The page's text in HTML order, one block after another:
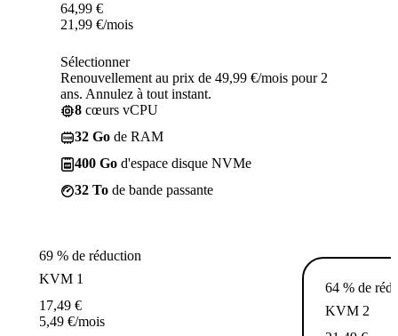
64,99 €
21,99 €/mois
Sélectionner
Renouvellement au prix de 49,99 €/mois pour 2
ans. Annulez à tout instant.
8 cœurs vCPU
32 Go de RAM
400 Go d'espace disque NVMe
32 To de bande passante
69 % de réduction
KVM 1
17,49 €
5,49 €/mois
64 % de
KVM 2